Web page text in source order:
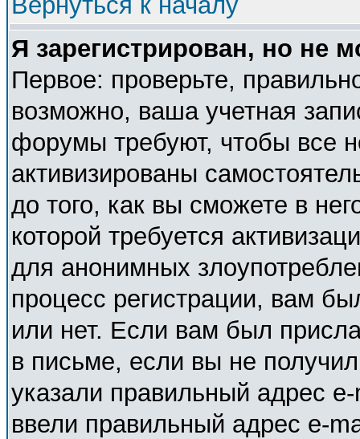
Я зарегистрирован, но не
Первое: проверьте,
возможно, ваша учетная
форумы требуют, чтобы все
активизированы
до того, как вы сможете в
которой требуется
для анонимных
процесс регистрации, вам
или нет. Если вам был
в письме, если вы не
указали правильный адрес
ввели правильный адрес e-